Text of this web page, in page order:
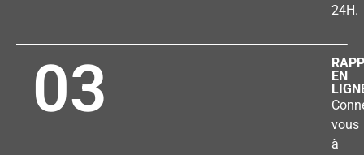
24H.
03
EN
vous
à